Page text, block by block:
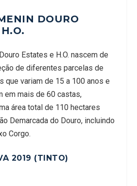
DOURO
Estates e H.O. nascem de
de diferentes parcelas de
que variam de 15 a 100 anos e
em mais de 60 castas,
área total de 110 hectares
Demarcada do Douro, incluindo
Corgo.
2019 (TINTO)